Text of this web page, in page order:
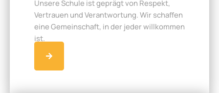
Unsere Schule ist geprägt von Respekt,
Vertrauen und Verantwortung. Wir schaffen
eine Gemeinschaft, in der jeder willkommen
ist.